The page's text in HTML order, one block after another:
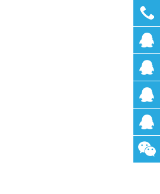
0755-
刘小
姐林小
姐汪小
姐张先